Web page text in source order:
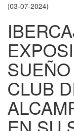
(03-07-2024)
CLUB